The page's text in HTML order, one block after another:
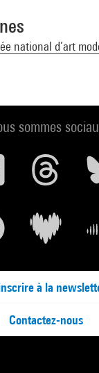
national d’art
sommes
à la
Contactez-nous